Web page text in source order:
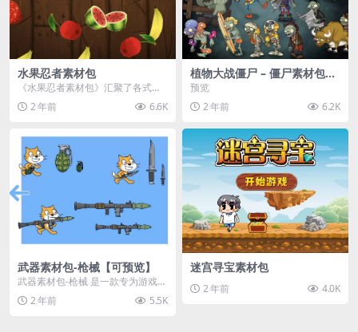
水果忍者素材包
《水果忍者素材包》汇聚了各式鲜
美诱人的水果图像与清脆悦耳的切
割音效，专为追求极致...
2 年前 6.6K
植物大战僵尸 – 僵尸素材包
【可预览】
预览
2 年前
6.2K
武器素材包-枪械【可预览】
武器素材包-枪械 是一款专为游戏开
发者和创作者设计的素材包，包含
多种高质量的枪械...
2 年前 5.5K
迷宫寻宝素材包
2 年前 4.0K